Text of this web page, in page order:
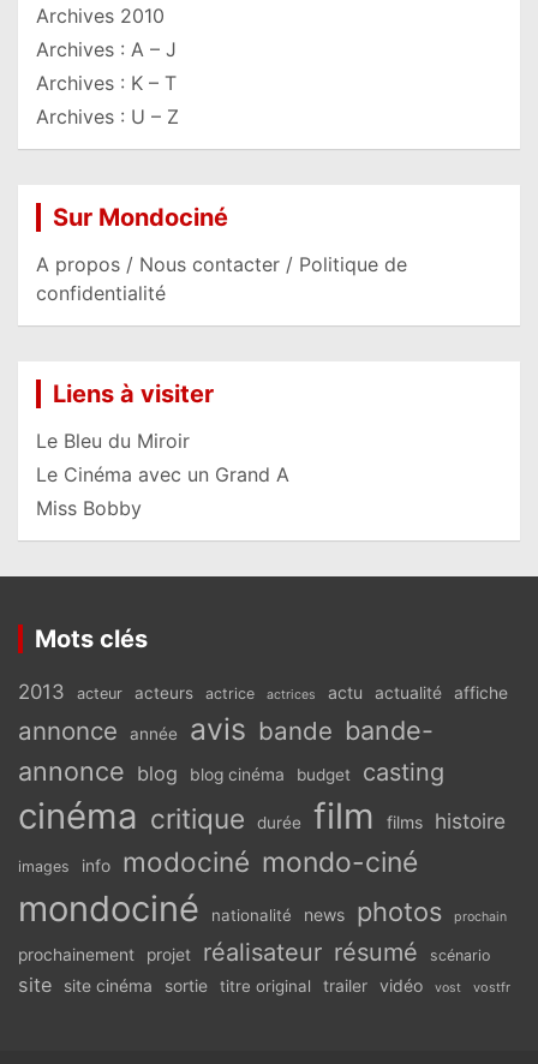
Archives 2010
Archives : A – J
Archives : K – T
Archives : U – Z
Sur Mondociné
A propos / Nous contacter / Politique de
confidentialité
Liens à visiter
Le Bleu du Miroir
Le Cinéma avec un Grand A
Miss Bobby
Mots clés
2013 acteur acteurs actrice actrices actu actualité affiche
annonce année avis bande bande-
annonce blog blog cinéma budget casting
cinéma critique durée film films histoire
images info modociné mondo-ciné
mondociné nationalité news photos prochain
prochainement projet réalisateur résumé scénario
site site cinéma sortie titre original trailer vidéo vost vostfr